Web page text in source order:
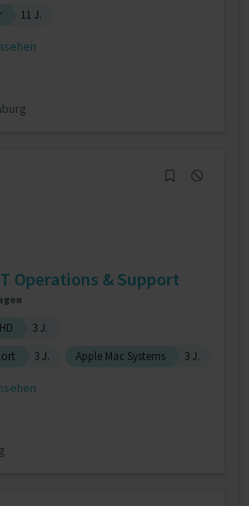
11 J.
Operations & Support
3 J.
3 J. Apple Mac Systems 3 J.